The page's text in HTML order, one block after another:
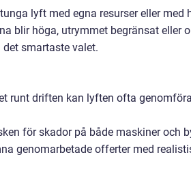
lyft med egna resurser eller med
blir höga, utrymmet begränsat eller
smartaste valet.
runt driften kan lyften ofta
för skador på både maskiner och
genomarbetade offerter med